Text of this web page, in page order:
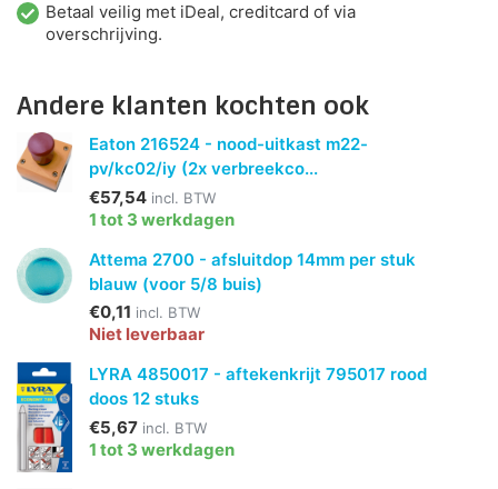
Betaal veilig met iDeal, creditcard of via
overschrijving.
Andere klanten kochten ook
Eaton 216524 - nood-uitkast m22-
pv/kc02/iy (2x verbreekco...
€57,54 incl. BTW
1 tot 3 werkdagen
Attema 2700 - afsluitdop 14mm per stuk
blauw (voor 5/8 buis)
€0,11 incl. BTW
Niet leverbaar
LYRA 4850017 - aftekenkrijt 795017 rood
doos 12 stuks
€5,67 incl. BTW
1 tot 3 werkdagen